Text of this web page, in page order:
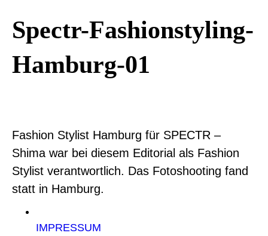
Spectr-Fashionstyling-
Hamburg-01
Fashion Stylist Hamburg für SPECTR –
Shima war bei diesem Editorial als Fashion
Stylist verantwortlich. Das Fotoshooting fand
statt in Hamburg.
IMPRESSUM